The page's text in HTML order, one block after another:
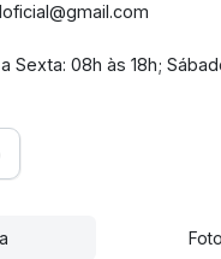
Sexta: 08h às 18h;
Foto